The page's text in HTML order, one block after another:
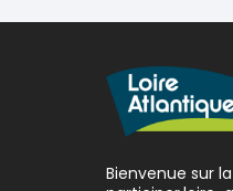
Bienvenue sur